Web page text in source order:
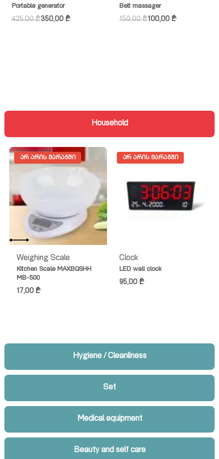
Portable generator
425,00₾350,00 ₾
Belt massager
150,00₾100,00 ₾
Household
Hygiene / Cleanliness
Set
Medical equipment
Beauty and self care
ᲐᲠ ᲐᲠᲘᲡ ᲛᲐᲠᲐᲒᲨᲘ
Weighing Scale
Kitchen Scale MAXBQSHH
MB-500
17,00 ₾
ᲐᲠ ᲐᲠᲘᲡ ᲛᲐᲠᲐᲒᲨᲘ
Clock
LED wall clock
95,00 ₾